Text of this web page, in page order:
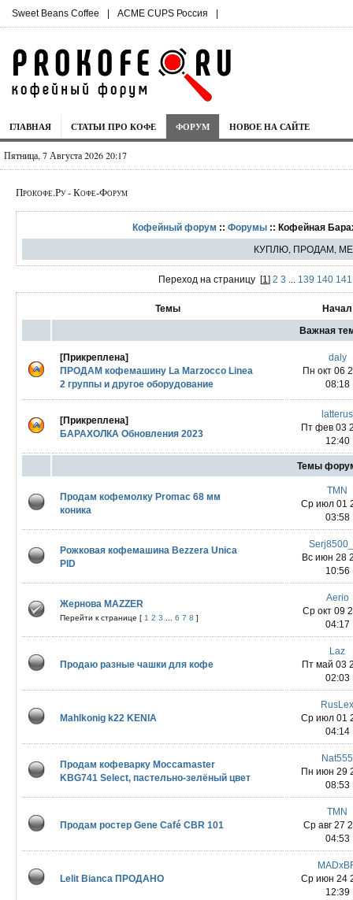
Sweet Beans Coffee | ACME CUPS Россия |
ГЛАВНАЯ СТАТЬИ ПРО КОФЕ ФОРУМ НОВОЕ НА САЙТЕ
Пятница, 7 Августа 2026 20:17
Прокофе.Ру - Кофе-Форум
Кофейный форум ::Форумы :: Кофейная
КУПЛЮ, ПРОДАМ,
Переход на страницу [1 ] 2 3 139 140 141
Темы Начал
Важная
[Прикреплена]
ПРОДАМ кофемашину La Marzocco Linea
2 группы и другое оборудование
daly
Пн окт 06
08:18
[Прикреплена]
БАРАХОЛКА Обновления 2023
latterus
Пт фев 03
12:40
Темы
Продам кофемолку Promac 68 мм
коника
TMN
Ср июл 01
03:58
Рожковая кофемашина Bezzera Unica
PID
Вс июн 28
10:56
Жернова MAZZER
Перейти к странице [ 1 2 3 6 7 8 ]
Aerio
Ср окт 09
04:17
Продаю разные чашки для кофе
Laz
Пт май 03
02:03
Mahlkonig k22 KENIA
Ср июл 01
04:14
Продам кофеварку Moccamaster
KBG741 Select, пастельно-зелёный цвет
Nat555
Пн июн 29
08:53
Продам ростер Gene Café CBR 101
TMN
Ср авг 27
04:53
Lelit Bianca ПРОДАНО
Ср июн 24
12:39